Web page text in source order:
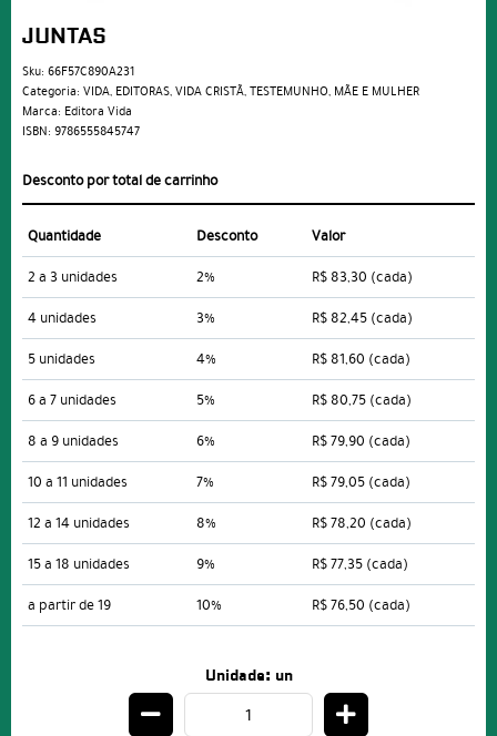
JUNTAS
Sku: 66F57C890A231
Categoria: VIDA, EDITORAS,VIDA CRISTÃ,TESTEMUNHO, MÃE E MULHER
Marca: Editora Vida
ISBN: 9786555845747
Desconto por total de carrinho
Quantidade Desconto
Valor
2 a 3 unidades
2% R$ 83,30 (cada)
4 unidades
3% R$ 82,45 (cada)
5 unidades
4% R$ 81,60 (cada)
6 a 7 unidades
5% R$ 80,75 (cada)
8 a 9 unidades
6% R$ 79,90 (cada)
10 a 11 unidades
7% R$ 79,05 (cada)
12 a 14 unidades
8% R$ 78,20 (cada)
15 a 18 unidades
9% R$ 77,35 (cada)
a partir de 19
10% R$ 76,50 (cada)
Unidade: un